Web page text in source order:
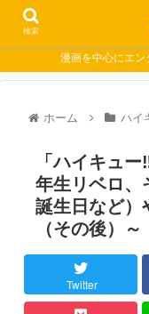
漫画を中心にエン
ホーム ハイ
「ハイキュ
年生リベロ、
誕生日など）
（その後）～
Twitter
検索